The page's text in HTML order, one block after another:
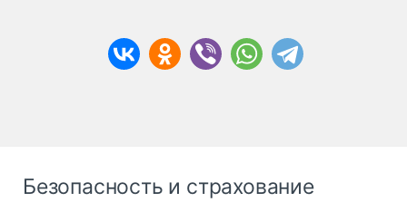
Безопасность и страхование